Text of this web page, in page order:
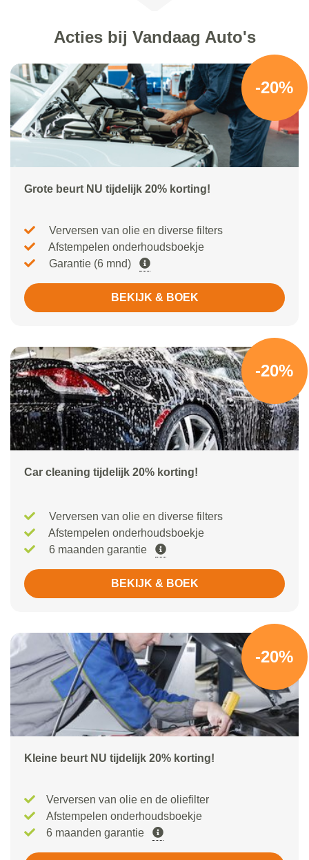
Acties bij Vandaag Auto's
-20%
Grote beurt NU tijdelijk 20% korting!
Verversen van olie en diverse filters
Afstempelen onderhoudsboekje
Garantie (6 mnd)
BEKIJK & BOEK
-20%
Car cleaning tijdelijk 20% korting!
Verversen van olie en diverse filters
Afstempelen onderhoudsboekje
6 maanden garantie
BEKIJK & BOEK
-20%
Kleine beurt NU tijdelijk 20% korting!
Verversen van olie en de oliefilter
Afstempelen onderhoudsboekje
6 maanden garantie